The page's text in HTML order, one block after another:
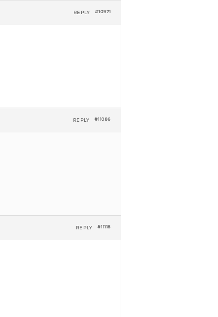
#10971
REPLY
#11086
REPLY
#11118
REPLY